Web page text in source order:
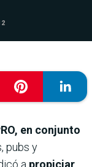
en conjunto
pubs y
a propiciar